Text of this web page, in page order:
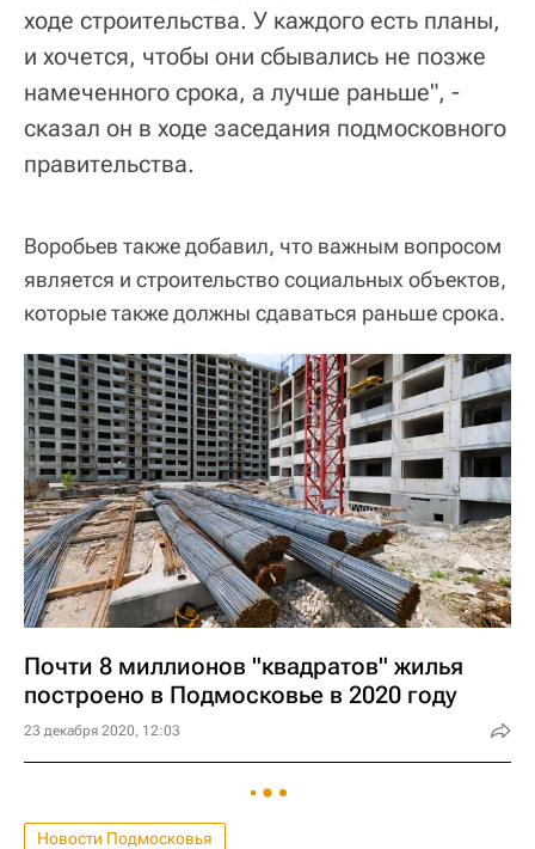
ходе строительства. У каждого есть планы,
и хочется, чтобы они сбывались не позже
намеченного срока, а лучше раньше", -
сказал он в ходе заседания подмосковного
правительства.
Воробьев также добавил, что важным вопросом
является и строительство социальных объектов,
которые также должны сдаваться раньше срока.
Почти 8 миллионов "квадратов" жилья
построено в Подмосковье в 2020 году
23 декабря 2020, 12:03
Новости Подмосковья